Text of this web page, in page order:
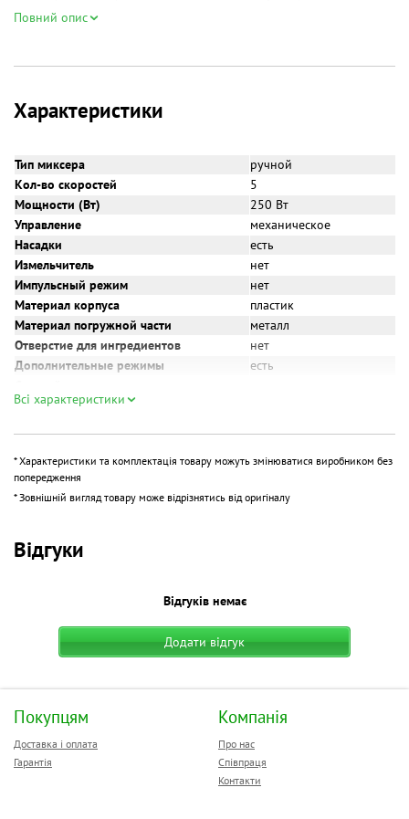
хвилини! Насадки кухонного міксера звільняються з корпусу
Повний опис
Характеристики
Тип миксера
ручной
Кол-во скоростей
5
Мощности (Вт)
250 Вт
Управление
механическое
Насадки
есть
Измельчитель
нет
Импульсный режим
нет
Материал корпуса
пластик
Материал погружной части
металл
Отверстие для ингредиентов
нет
Дополнительные режимы
есть
Дополнительная информация
Всі характеристики
* Характеристики та комплектація товару можуть змінюватися виробником без
попередження
* Зовнішній вигляд товару може відрізнятись від оригіналу
Відгуки
Відгуків немає
Додати відгук
Покупцям
Доставка і оплата
Гарантія
Компанія
Про нас
Співпраця
Контакти